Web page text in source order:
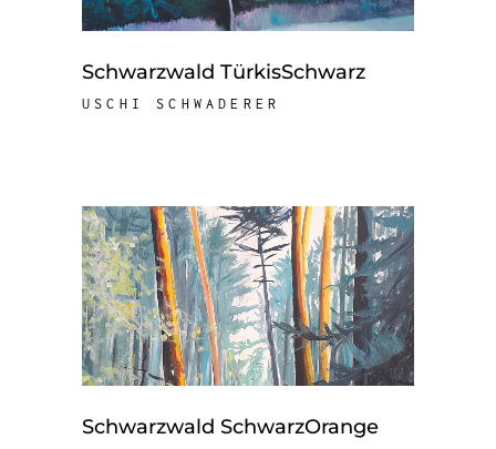
Schwarzwald TürkisSchwarz
USCHI SCHWADERER
Schwarzwald SchwarzOrange